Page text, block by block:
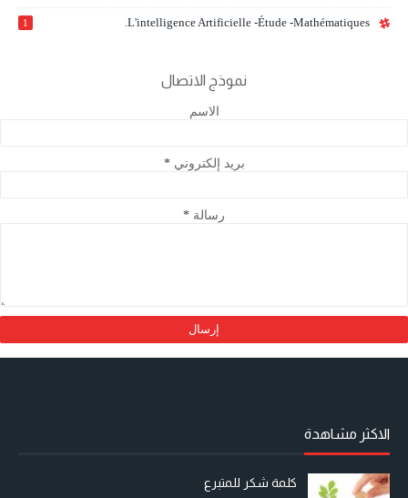
L'intelligence Artificielle -étude -mathématiques.
1
نموذج الاتصال
الاسم
بريد إلكتروني*
رسالة *
الاكثر مشاهدة
كلمة شكر للمتبرع